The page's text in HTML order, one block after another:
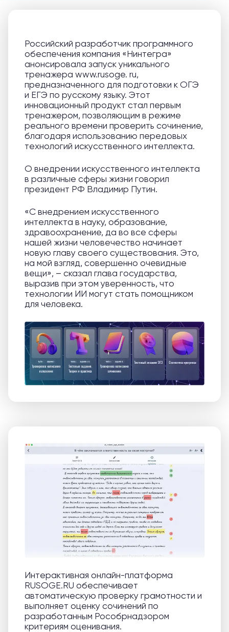
Российский разработчик программного
обеспечения компания «Нинтегра»
анонсировала запуск уникального
тренажера www.rusoge. ru,
предназначенного для подготовки к ОГЭ
и ЕГЭ по русскому языку. Этот
инновационный продукт стал первым
тренажером, позволяющим в режиме
реального времени проверить сочинение,
благодаря использованию передовых
технологий искусственного интеллекта.
О внедрении искусственного интеллекта
в различные сферы жизни говорил
президент РФ Владимир Путин.
«С внедрением искусственного
интеллекта в науку, образование,
здравоохранение, да во все сферы
нашей жизни человечество начинает
новую главу своего существования. Это,
на мой взгляд, совершенно очевидные
вещи», – сказал глава государства,
выразив при этом уверенность, что
технологии ИИ могут стать помощником
для человека.
Интерактивная онлайн-платформа
RUSOGE.RU обеспечивает
автоматическую проверку грамотности и
выполняет оценку сочинений по
разработанным Рособрнадзором
критериям оценивания.